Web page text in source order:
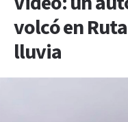
volcó en
lluvia